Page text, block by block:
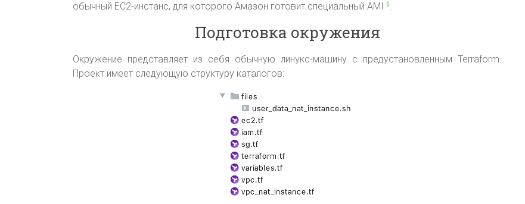
обычный EC2-инстанс, для которого Амазон готовит специальный AMI 5.
Подготовка окружения
Окружение представляет из себя обычную линукс-машину с предустановленным Terraform.
Проект имеет следующую структуру каталогов: